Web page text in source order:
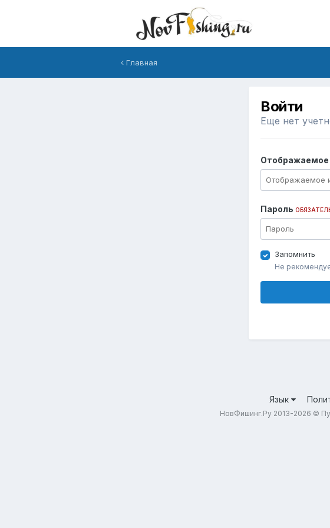
Главная
Войти
Еще нет
Отображаемое
Пароль
Запомнить
Не
Язык
НовФишинг.Ру 2013-2026 ©